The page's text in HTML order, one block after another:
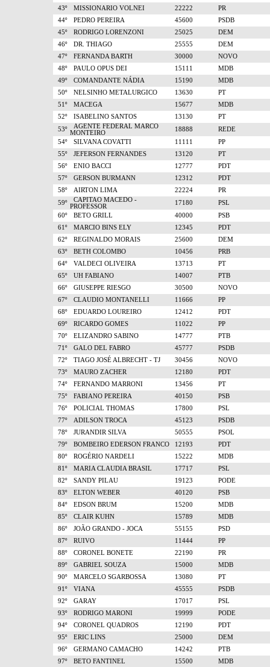
43º
MISSIONARIO VOLNEI 22222
PR
44º
PEDRO PEREIRA 45600
PSDB
45º
RODRIGO LORENZONI 25025
DEM
46º
DR. THIAGO 25555
DEM
47º
FERNANDA BARTH 30000
NOVO
48º
PAULO OPUS DEI 15111
MDB
49º
COMANDANTE NÁDIA 15190
MDB
50º
NELSINHO METALURGICO 13630
PT
51º
MACEGA 15677
MDB
52º
ISABELINO SANTOS 13130
PT
53º
AGENTE FEDERAL MARCO
MONTEIRO
18888
REDE
54º
SILVANA COVATTI 11111
PP
55º
JEFERSON FERNANDES 13120
PT
56º
ENIO BACCI 12777
PDT
57º
GERSON BURMANN 12312
PDT
58º
AIRTON LIMA 22224
PR
59º
CAPITAO MACEDO -
PROFESSOR
17180
PSL
60º
BETO GRILL 40000
PSB
61º
MARCIO BINS ELY 12345
PDT
62º
REGINALDO MORAIS 25600
DEM
63º
BETH COLOMBO 10456
PRB
64º
VALDECI OLIVEIRA 13713
PT
65º
UH FABIANO 14007
PTB
66º
GIUSEPPE RIESGO 30500
NOVO
67º
CLAUDIO MONTANELLI 11666
PP
68º
EDUARDO LOUREIRO 12412
PDT
69º
RICARDO GOMES 11022
PP
70º
ELIZANDRO SABINO 14777
PTB
71º
GALO DEL FABRO 45777
PSDB
72º
TIAGO JOSÉ ALBRECHT - TJ 30456
NOVO
73º
MAURO ZACHER 12180
PDT
74º
FERNANDO MARRONI 13456
PT
75º
FABIANO PEREIRA 40150
PSB
76º
POLICIAL THOMAS 17800
PSL
77º
ADILSON TROCA 45123
PSDB
78º
JURANDIR SILVA 50555
PSOL
79º
BOMBEIRO EDERSON FRANCO 12193
PDT
80º
ROGÉRIO NARDELI 15222
MDB
81º
MARIA CLAUDIA BRASIL 17717
PSL
82º
SANDY PILAU 19123
PODE
83º
ELTON WEBER 40120
PSB
84º
EDSON BRUM 15200
MDB
85º
CLAIR KUHN 15789
MDB
86º
JOÃO GRANDO - JOCA 55155
PSD
87º
RUIVO 11444
PP
88º
CORONEL BONETE 22190
PR
89º
GABRIEL SOUZA 15000
MDB
90º
MARCELO SGARBOSSA 13080
PT
91º
VIANA 45555
PSDB
92º
GARAY 17017
PSL
93º
RODRIGO MARONI 19999
PODE
94º
CORONEL QUADROS 12190
PDT
95º
ERIC LINS 25000
DEM
96º
GERMANO CAMACHO 14242
PTB
97º
BETO FANTINEL 15500 MDB